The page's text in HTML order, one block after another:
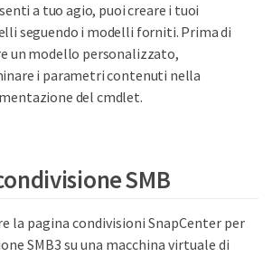
a tuo agio, puoi creare i tuoi
seguendo i modelli forniti. Prima di
un modello personalizzato,
i parametri contenuti nella
del cmdlet.
SMB
la pagina condivisioni SnapCenter per
SMB3 su una macchina virtuale di